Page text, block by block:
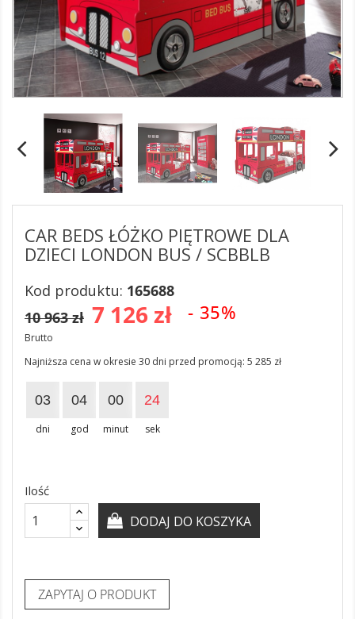
CAR BEDS ŁÓŻKO PIĘTROWE DLA
DZIECI LONDON BUS / SCBBLB
Kod produktu: 165688
7 126 zł - 35%
10 963 zł
Brutto
Najniższa cena w okresie 30 dni przed promocją: 5 285 zł
03
dni
04
god
00
minut
24
sek
Ilość
DODAJ DO KOSZYKA
ZAPYTAJ O PRODUKT